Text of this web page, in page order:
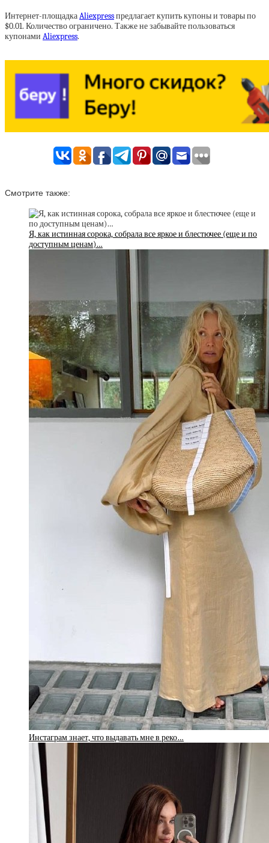
Интернет-площадкаAliexpressпредлагает купить купоны и товары по
$0.01. Количество ограничено. Также не забывайте пользоваться
купонами Aliexpress.
Смотрите также:
Я, как истинная сорока, собрала все яркое и блестючее (еще и по
доступным ценам)…
Инстаграм знает, что выдавать мне в реко…